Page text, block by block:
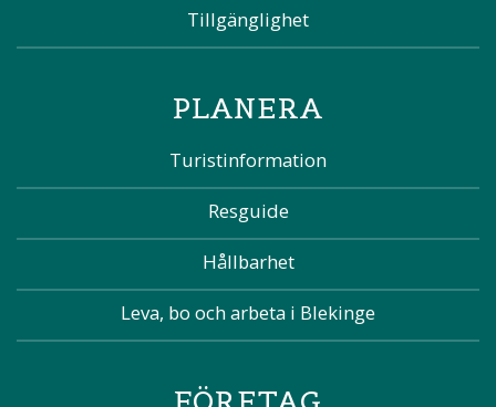
Tillgänglighet
PLANERA
Turistinformation
Resguide
Hållbarhet
Leva, bo och arbeta i Blekinge